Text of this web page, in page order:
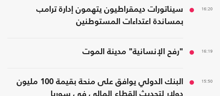
16:20
سيناتورات ديمقراطيون يتهمون إدارة ترامب
بمساندة اعتداءات المستوطنين
16:19 "رفح الإنسانية" مدينة الموت
15:50
البنك الدولي يوافق على منحة بقيمة 100 مليون